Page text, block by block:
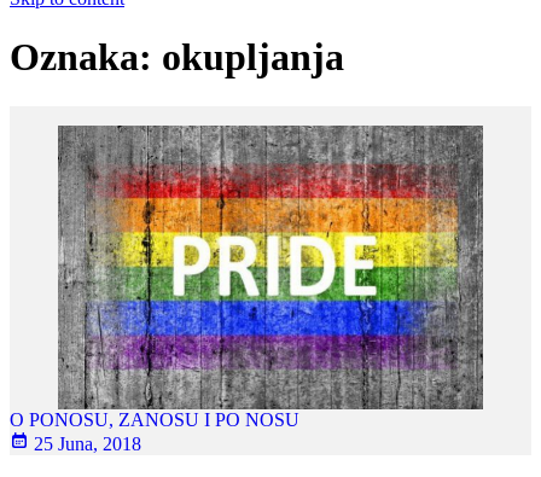
Oznaka: okupljanja
O PONOSU, ZANOSU I PO NOSU
25 Juna, 2018